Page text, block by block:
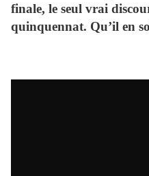
finale, le seul vrai
quinquennat. Qu’il en